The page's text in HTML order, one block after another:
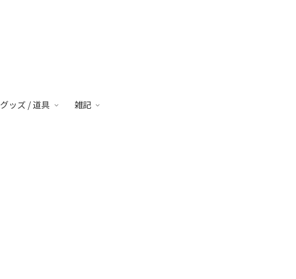
グッズ / 道具 雑記